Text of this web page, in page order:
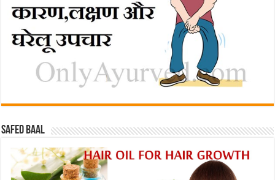
Safed baal